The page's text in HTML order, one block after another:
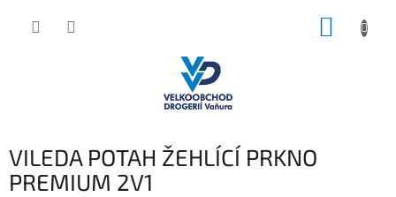
VILEDA POTAH ŽEHLÍCÍ PRKNO
PREMIUM 2V1